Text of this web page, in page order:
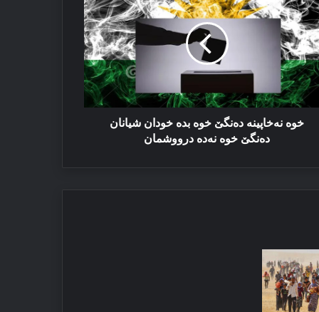
خوە نەخاپینە دەنگێ خوە بدە خودان شیانان
دەنگێ خوە نەدە درووشمان